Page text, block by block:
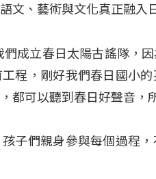
文、藝術與文化真正融入
成立春日太陽古謠隊，
程，剛好我們春日國小
都可以聽到春日好聲音，
子們親身參與每個過程